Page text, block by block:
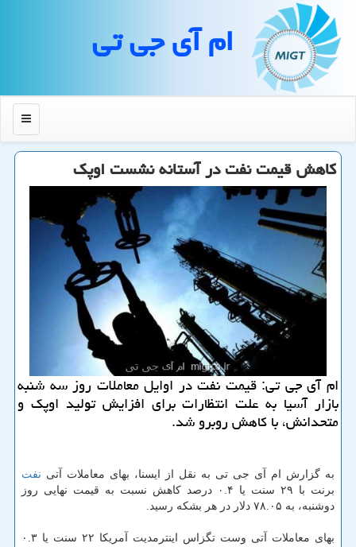
ام آی جی تی
منو
كاهش قیمت نفت در آستانه نشست اوپك
ام آی جی تی: قیمت نفت در اوایل معاملات روز سه شنبه
بازار آسیا به علت انتظارات برای افزایش تولید اوپك و
متحدانش، با كاهش روبرو شد.
به گزارش ام آی جی تی به نقل از ایسنا، بهای معاملات آتی نفت
برنت با ۲۹ سنت یا ۰.۴ درصد كاهش نسبت به قیمت نهایی روز
دوشنبه، به ۷۸.۰۵ دلار در هر بشكه رسید.
بهای معاملات آتی وست تگزاس اینترمدیت آمریكا ۲۲ سنت یا ۰.۳